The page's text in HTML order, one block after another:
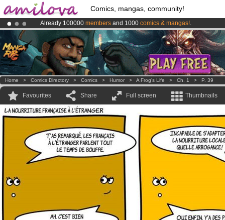
Comics, mangas, community!
Already 100000 members and 1000 comics & mangas!.
AmilovaKickstarter is now LIVE!.
Premium membership from3.95 euros per month !Get membership
Home > Comics Directory > Comics > Humor > A Frog's Life > Ch. 1 > P. 39
Favourites Share Full screen Thumbnails